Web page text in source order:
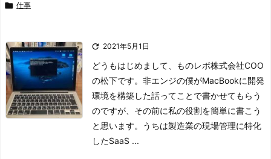
 仕事
 2021年5月1日
どうもはじめまして、ものレボ株式会社COO
の松下です。非エンジの僕がMacBookに開発
環境を構築した話ってことで書かせてもらう
のですが、その前に私の役割を簡単に書こう
と思います。
うちは製造業の現場管理に特化
したSaaS ...